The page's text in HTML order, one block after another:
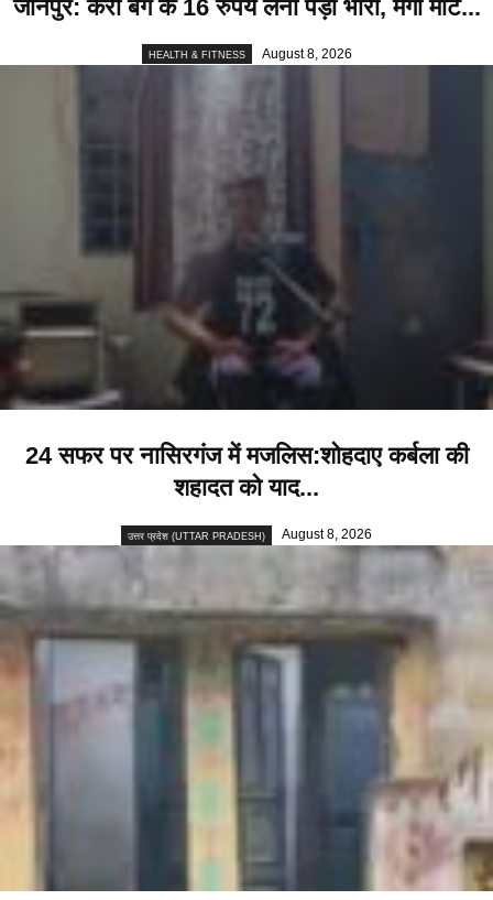
जौनपुर: कैरी बैग के 16 रुपये लेना पड़ा भारी, मेगा मार्ट...
HEALTH & FITNESS August 8, 2026
24 सफर पर नासिरगंज में मजलिस:शोहदाए कर्बला की
शहादत को याद...
उत्तर प्रदेश (UTTAR PRADESH) August 8, 2026